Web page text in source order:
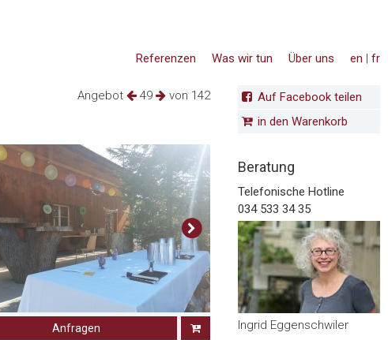
en | fr
Über uns
Was wir tun
Referenzen
Angebot 49 von 142
Anfragen
Auf Facebook teilen
in den Warenkorb
Beratung
Telefonische Hotline
034 533 34 35
Ingrid Eggenschwiler